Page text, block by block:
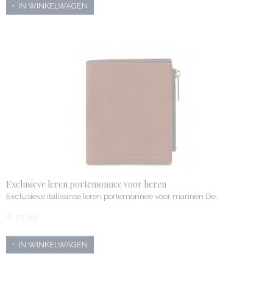
IN WINKELWAGEN
Exclusieve leren portemonnee voor heren
Exclusieve italiaanse leren portemonnee voor mannen De…
€ 73,99
IN WINKELWAGEN